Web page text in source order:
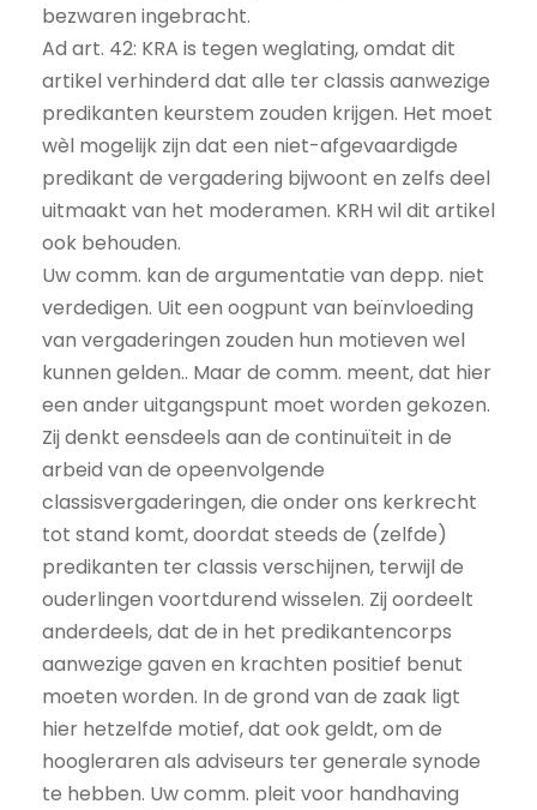
bezwaren ingebracht.
Ad art. 42: KRA is tegen weglating, omdat dit
artikel verhinderd dat alle ter classis aanwezige
predikanten keurstem zouden krijgen. Het moet
wèl mogelijk zijn dat een niet-afgevaardigde
predikant de vergadering bijwoont en zelfs deel
uitmaakt van het moderamen. KRH wil dit artikel
ook behouden.
Uw comm. kan de argumentatie van depp. niet
verdedigen. Uit een oogpunt van beïnvloeding
van vergaderingen zouden hun motieven wel
kunnen gelden.. Maar de comm. meent, dat hier
een ander uitgangspunt moet worden gekozen.
Zij denkt eensdeels aan de continuïteit in de
arbeid van de opeenvolgende
classisvergaderingen, die onder ons kerkrecht
tot stand komt, doordat steeds de (zelfde)
predikanten ter classis verschijnen, terwijl de
ouderlingen voortdurend wisselen. Zij oordeelt
anderdeels, dat de in het predikantencorps
aanwezige gaven en krachten positief benut
moeten worden. In de grond van de zaak ligt
hier hetzelfde motief, dat ook geldt, om de
hoogleraren als adviseurs ter generale synode
te hebben. Uw comm. pleit voor handhaving